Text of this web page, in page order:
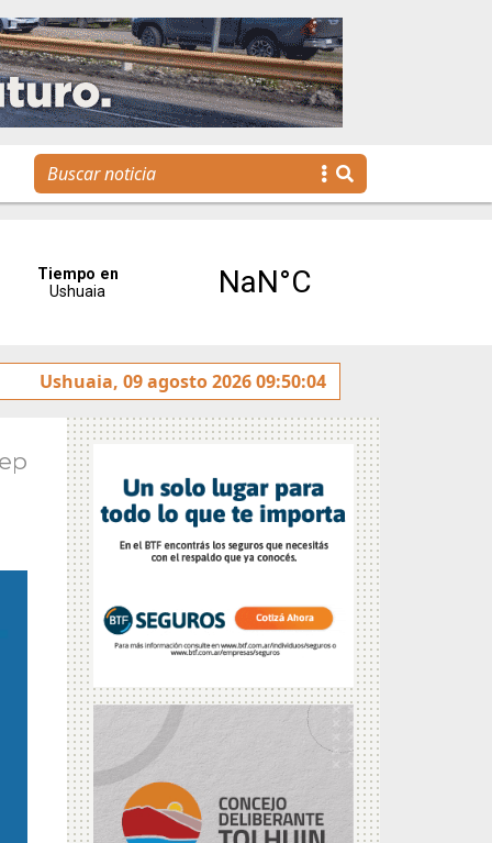
La voz de Tolhuin llegó al Congreso de la Nación a
Ushuaia, 09 agosto 2026 09:50:04